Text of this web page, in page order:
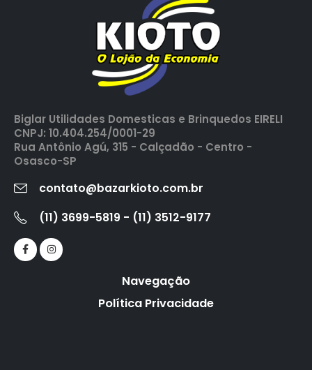
Biglar Utilidades Domesticas e Brinquedos EIRELI
CNPJ: 10.404.254/0001-29
Rua Antônio Agú, 315 - Calçadão - Centro -
Osasco-SP
contato@bazarkioto.com.br
(11) 3699-5819 - (11) 3512-9177
Navegação
Política Privacidade